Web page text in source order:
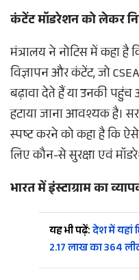
कंटेंट मॉडरेशन को लेकर
मंत्रालय ने नोटिस में कहा है
विज्ञापन और कंटेंट, जो
बढ़ावा देते हैं या उनकी पहुंच
हटाया जाना आवश्यक है।
स्पष्ट करने को कहा है कि
लिए कौन-से सुरक्षा एवं
भारत में इंस्टाग्राम का
यह भी पढ़ें:देश में यहां
2.17 लाख का 364